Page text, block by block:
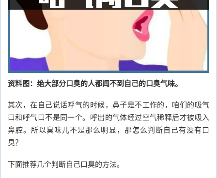
资料图：绝大部分口臭的人都闻不到自己的口臭气味。
其次，在自己说话呼气的时候，鼻子是不工作的，咱们的吸气
口和呼气口不是同一个。呼出的气体经过空气稀释后才被吸入
鼻腔。所以臭味儿不是那么明显，那怎么判断自己有没有口
臭？
下面推荐几个判断自己口臭的方法。